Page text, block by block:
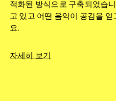
관성을 유지하고 각 음원에서
할 수 있도록 하세요.
자세히 보기
적화된 방식으로 구축되었습
고 있고 어떤 음악이 공감을 얻
요.
자세히 보기
로그의 잠재력을 한층 더 발현
자세히 보기